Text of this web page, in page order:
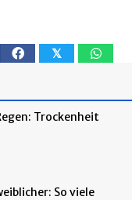
𝕏
Trockenheit
So viele